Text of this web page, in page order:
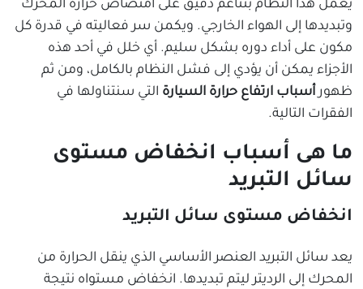
يعمل هذا النظام بتناغم دقيق على امتصاص حرارة المحرك
وتبديدها إلى الهواء الخارجي. ويكمن سر فعاليته في قدرة كل
مكون على أداء دوره بشكل سليم. أي خلل في أحد هذه
الأجزاء يمكن أن يؤدي إلى فشل النظام بالكامل، ومن ثم
ظهورأسباب ارتفاع حرارة السيارة التي سنتناولها في
الفقرات التالية.
ما هى أسباب انخفاض مستوى
سائل التبريد
انخفاض مستوى سائل التبريد
يعد سائل التبريد العنصر الأساسي الذي ينقل الحرارة من
المحرك إلى الرديتر ليتم تبديدها. انخفاض مستواه نتيجة